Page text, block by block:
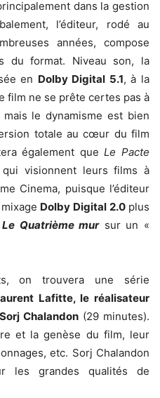
dans la gestion
l’éditeur, rodé au
années, compose
du format. Niveau son, la
en Dolby Digital 5.1, à la
film ne se prête certes pas à
le dynamisme est bien
totale au cœur du film
également queLe Pacte
qui visionnent leurs films à
Cinema, puisque l’éditeur
Dolby Digital 2.0 plus
Le Quatrième mursur un «
on trouvera une série
Lafitte, le réalisateur
Chalandon (29 minutes).
et la genèse du film, leur
etc. Sorj Chalandon
les grandes qualités de